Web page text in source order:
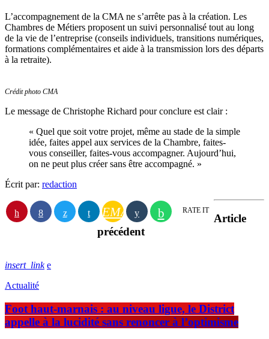
L’accompagnement de la CMA ne s’arrête pas à la création. Les
Chambres de Métiers proposent un suivi personnalisé tout au long
de la vie de l’entreprise (conseils individuels, transitions numériques,
formations complémentaires et aide à la transmission lors des départs
à la retraite).
Crédit photo CMA
Le message de Christophe Richard pour conclure est clair :
« Quel que soit votre projet, même au stade de la simple
idée, faites appel aux services de la Chambre, faites-
vous conseiller, faites-vous accompagner. Aujourd’hui,
on ne peut plus créer sans être accompagné. »
Écrit par: redaction
EMAIL RATE IT
Article
précédent
insert_link
Actualité
Foot haut-marnais : au niveau ligue, le District
appelle à la lucidité sans renoncer à l’optimisme